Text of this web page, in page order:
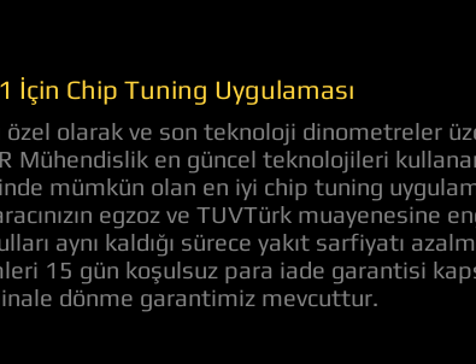
İçin Chip Tuning Uygulaması
özel olarak ve son teknoloji dinometreler
Mühendislik en güncel teknolojileri
mümkün olan en iyi chip tuning
egzoz ve TUVTürk muayenesine
aynı kaldığı sürece yakıt sarfiyatı
15 gün koşulsuz para iade garantisi
dönme garantimiz mevcuttur.